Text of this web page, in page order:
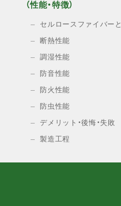
（性能・特徴）
セルロースファイバー
断熱性能
調湿性能
防音性能
防火性能
防虫性能
デメリット・後悔・失敗
製造工程